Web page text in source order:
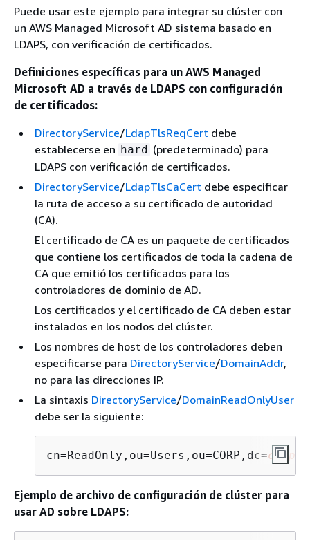
Puede usar este ejemplo para integrar su clúster con
un AWS Managed Microsoft AD sistema basado en
LDAPS, con verificación de certificados.
Definiciones específicas para un AWS Managed
Microsoft AD a través de LDAPS con configuración
de certificados:
DirectoryService/LdapTlsReqCert debe
establecerse en hard (predeterminado) para
LDAPS con verificación de certificados.
DirectoryService/LdapTlsCaCert debe especificar
la ruta de acceso a su certificado de autoridad
(CA).
El certificado de CA es un paquete de certificados
que contiene los certificados de toda la cadena de
CA que emitió los certificados para los
controladores de dominio de AD.
Los certificados y el certificado de CA deben estar
instalados en los nodos del clúster.
Los nombres de host de los controladores deben
especificarse para DirectoryService/DomainAddr,
no para las direcciones IP.
La sintaxis DirectoryService/DomainReadOnlyUser
debe ser la siguiente:
cn=ReadOnly,ou=Users,ou=CORP,dc=corp
Ejemplo de archivo de configuración de clúster para
usar AD sobre LDAPS: